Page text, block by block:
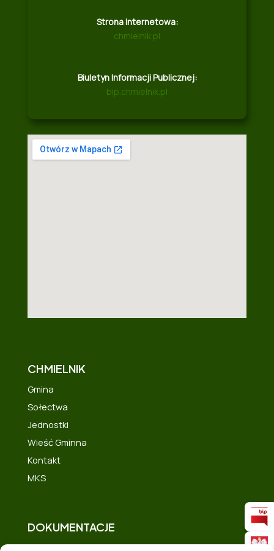
Strona internetowa:
chmielnik.pl
Biuletyn Informacji Publicznej:
bip.chmielnik.pl
CHMIELNIK
Gmina
Sołectwa
Jednostki
Wieść Gminna
Kontakt
MKS
DOKUMENTACJE
Deklaracja dostępności